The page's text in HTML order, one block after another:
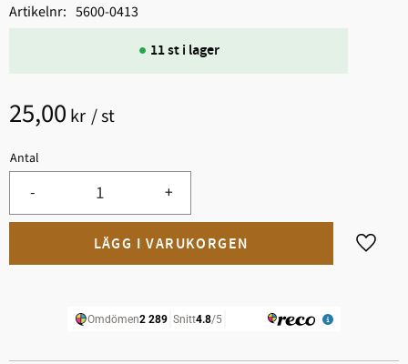
25,00 kr /st
Antal
+
-
Lägg
11 st i lager
Artikelnr 5600-0413